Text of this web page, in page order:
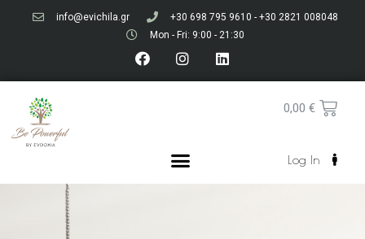
info@evichila.gr
+30 698 795 9610 - +30 2821 008048
Mon - Fri: 9:00 - 21:30
0,00€
Log In